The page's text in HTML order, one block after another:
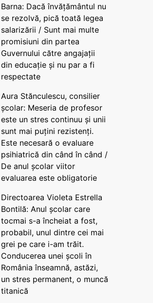
Barna: Dacă învățământul nu
se rezolvă, pică toată legea
salarizării / Sunt mai multe
promisiuni din partea
Guvernului către angajații
din educație și nu par a fi
respectate
Aura Stănculescu, consilier
școlar: Meseria de profesor
este un stres continuu și unii
sunt mai puțini rezistenți.
Este necesară o evaluare
psihiatrică din când în când /
De anul școlar viitor
evaluarea este obligatorie
Directoarea Violeta Estrella
Bontilă: Anul școlar care
tocmai s-a încheiat a fost,
probabil, unul dintre cei mai
grei pe care i-am trăit.
Conducerea unei școli în
România înseamnă, astăzi,
un stres permanent, o muncă
titanică